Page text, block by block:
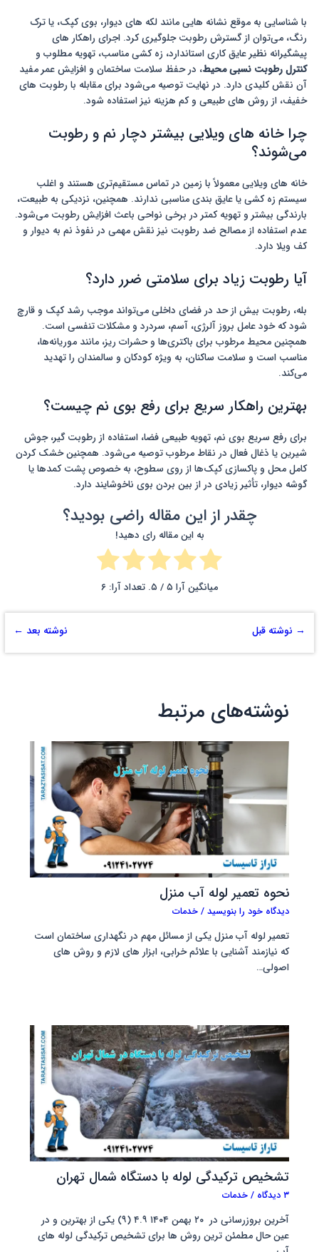
با شناسایی به موقع نشانه هایی مانند لکه های دیوار، بوی کپک، یا ترک
رنگ، می‌توان از گسترش رطوبت جلوگیری کرد. اجرای راهکار های
پیشگیرانه نظیر عایق کاری استاندارد، زه کشی مناسب، تهویه مطلوب و
کنترل رطوبت نسبی محیط، در حفظ سلامت ساختمان و افزایش عمر مفید
آن نقش کلیدی دارد. در نهایت توصیه می‌شود برای مقابله با رطوبت های
خفیف، از روش های طبیعی و کم هزینه نیز استفاده شود.
چرا خانه های ویلایی بیشتر دچار نم و رطوبت
می‌شوند؟
خانه های ویلایی معمولاً با زمین در تماس مستقیم‌تری هستند و اغلب
سیستم زه کشی یا عایق بندی مناسبی ندارند. همچنین، نزدیکی به طبیعت،
بارندگی بیشتر و تهویه کمتر در برخی نواحی باعث افزایش رطوبت می‌شود.
عدم استفاده از مصالح ضد رطوبت نیز نقش مهمی در نفوذ نم به دیوار و
کف ویلا دارد.
آیا رطوبت زیاد برای سلامتی ضرر دارد؟
بله، رطوبت بیش از حد در فضای داخلی می‌تواند موجب رشد کپک و قارچ
شود که خود عامل بروز آلرژی، آسم، سردرد و مشکلات تنفسی است.
همچنین محیط مرطوب برای باکتری‌ها و حشرات ریز، مانند موریانه‌ها،
مناسب است و سلامت ساکنان، به ویژه کودکان و سالمندان را تهدید
می‌کند.
بهترین راهکار سریع برای رفع بوی نم چیست؟
برای رفع سریع بوی نم، تهویه طبیعی فضا، استفاده از رطوبت گیر، جوش
شیرین یا ذغال فعال در نقاط مرطوب توصیه می‌شود. همچنین خشک کردن
کامل محل و پاکسازی کپک‌ها از روی سطوح، به خصوص پشت کمدها یا
گوشه دیوار، تأثیر زیادی در از بین بردن بوی ناخوشایند دارد.
چقدر از این مقاله راضی بودید؟
به این مقاله رای دهید!
میانگین آرا ۵/ ۵. تعداد آرا: ۶
→ نوشته قبل نوشته بعد ←
نوشته‌های مرتبط
نحوه تعمیر لوله آب منزل
دیدگاه‌ خود را بنویسید / خدمات
تعمیر لوله آب منزل یکی از مسائل مهم در نگهداری ساختمان است
که نیازمند آشنایی با علائم خرابی، ابزار های لازم و روش های
اصولی…
تشخیص ترکیدگی لوله با دستگاه شمال تهران
۳ دیدگاه / خدمات
آخرین بروزرسانی در ۲۰ بهمن ۱۴۰۴ ۴.۹ (۹) یکی از بهترین و در
عین حال مطمئن ترین روش ها برای تشخیص ترکیدگی لوله های